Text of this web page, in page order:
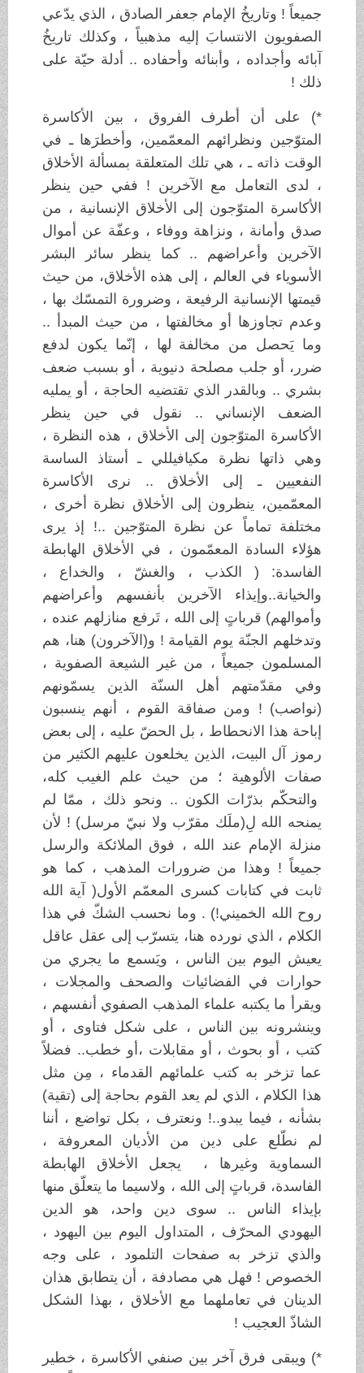
جميعاً ! وتاريخُ الإمام جعفر الصادق ، الذي يدّعي
الصفويون الانتسابَ إليه مذهبياً ، وكذلك تاريخُ
آبائه وأجداده ، وأبنائه وأحفاده .. أدلة حيّة على
ذلك !
*) على أن أطرف الفروق ، بين الأكاسرة
المتوّجين ونظرائهم المعمّمين، وأخطرَها ـ في
الوقت ذاته ـ ، هي تلك المتعلقة بمسألة الأخلاق
، لدى التعامل مع الآخرين ! ففي حين ينظر
الأكاسرة المتوّجون إلى الأخلاق الإنسانية ، من
صدق وأمانة ، ونزاهة ووفاء ، وعفّة عن أموال
الآخرين وأعراضهم .. كما ينظر سائر البشر
الأسوياء في العالم ، إلى هذه الأخلاق، من حيث
قيمتها الإنسانية الرفيعة ، وضرورة التمسّك بها ،
وعدم تجاوزها أو مخالفتها ، من حيث المبدأ ..
وما يَحصل من مخالفة لها ، إنّما يكون لدفع
ضرر، أو جلب مصلحة دنيوية ، أو بسبب ضعف
بشري .. وبالقدر الذي تقتضيه الحاجة ، أو يمليه
الضعف الإنساني .. نقول في حين ينظر
الأكاسرة المتوّجون إلى الأخلاق ، هذه النظرة ،
وهي ذاتها نظرة مكيافيللي ـ أستاذ الساسة
النفعيين ـ إلى الأخلاق .. نرى الأكاسرة
المعمّمين، ينظرون إلى الأخلاق نظرة أخرى ،
مختلفة تماماً عن نظرة المتوّجين ..! إذ يرى
هؤلاء السادة المعمّمون ، في الأخلاق الهابطة
الفاسدة: ( الكذب ، والغشّ ، والخداع ،
والخيانة..وإيذاء الآخرين بأنفسهم وأعراضهم
وأموالهم) قرباتٍ إلى الله ، تَرفع منازلهم عنده ،
وتدخلهم الجنّة يوم القيامة ! و(الآخرون) هنا، هم
المسلمون جميعاً ، من غير الشيعة الصفوية ،
وفي مقدّمتهم أهل السنّة الذين يسمّونهم
(نواصب) ! ومن صفاقة القوم ، أنهم ينسبون
إباحة هذا الانحطاط ، بل الحضّ عليه ، إلى بعض
رموز آل البيت، الذين يخلعون عليهم الكثير من
صفات الألوهية ؛ من حيث علم الغيب كله،
والتحكّم بذرّات الكون .. ونحو ذلك ، ممّا لم
يمنحه الله لِ(ملَك مقرّب ولا نبيّ مرسل) ! لأن
منزلة الإمام عند الله ، فوق الملائكة والرسل
جميعاً ! وهذا من ضرورات المذهب ، كما هو
ثابت في كتابات كسرى المعمّم الأول( آية الله
روح الله الخميني!) . وما نحسب الشكّ في هذا
الكلام ، الذي نورده هنا، يتسرّب إلى عقل عاقل
يعيش اليوم بين الناس ، ويَسمع ما يجري من
حوارات في الفضائيات والصحف والمجلات ،
ويقرأ ما يكتبه علماء المذهب الصفوي أنفسهم ،
وينشرونه بين الناس ، على شكل فتاوى ، أو
كتب ، أو بحوث ، أو مقابلات ،أو خطب.. فضلاً
عما تزخر به كتب علمائهم القدماء ، مِن مثل
هذا الكلام ، الذي لم يعد القوم بحاجة إلى (تقية)
بشأنه ، فيما يبدو..! ونعترف ، بكل تواضع ، أننا
لم نطّلع على دين من الأديان المعروفة ،
السماوية وغيرها ، يجعل الأخلاق الهابطة
الفاسدة، قرباتٍ إلى الله ، ولاسيما ما يتعلّق منها
بإيذاء الناس .. سوى دين واحد، هو الدين
اليهودي المحرّف ، المتداول اليوم بين اليهود ،
والذي تزخر به صفحات التلمود ، على وجه
الخصوص ! فهل هي مصادفة ، أن يتطابق هذان
الدينان في تعاملهما مع الأخلاق ، بهذا الشكل
الشاذّ العجيب !
*) ويبقى فرق آخر بين صنفي الأكاسرة ، خطير